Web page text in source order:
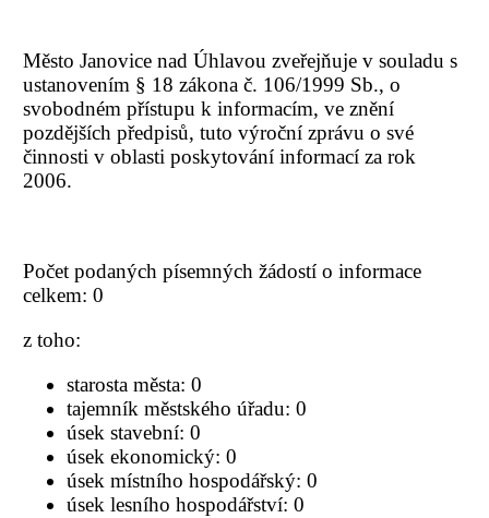
Město Janovice nad Úhlavou zveřejňuje v souladu s
ustanovením § 18 zákona č. 106/1999 Sb., o
svobodném přístupu k informacím, ve znění
pozdějších předpisů, tuto výroční zprávu o své
činnosti v oblasti poskytování informací za rok
2006.
Počet podaných písemných žádostí o informace
celkem: 0
z toho:
starosta města: 0
tajemník městského úřadu: 0
úsek stavební: 0
úsek ekonomický: 0
úsek místního hospodářský: 0
úsek lesního hospodářství: 0